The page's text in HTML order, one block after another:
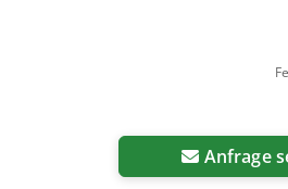
Anfrage